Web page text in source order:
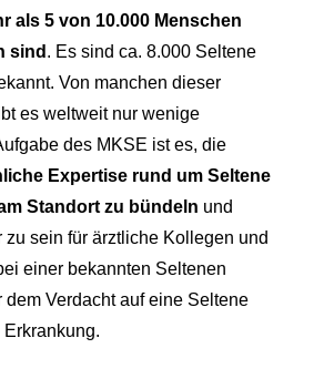
als 5 von 10.000 Menschen
sind . Es sind ca. 8.000 Seltene
Von manchen dieser
es weltweit nur wenige
des MKSE ist es, die
Expertise rund um Seltene
Standort zu bündeln und
zu sein für ärztliche Kollegen und
einer bekannten Seltenen
dem Verdacht auf eine Seltene
Erkrankung.